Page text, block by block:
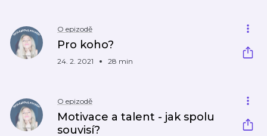
O epizodě
Pro koho?
24. 2. 2021 28 min
O epizodě
Motivace a talent - jak spolu
souvisí?